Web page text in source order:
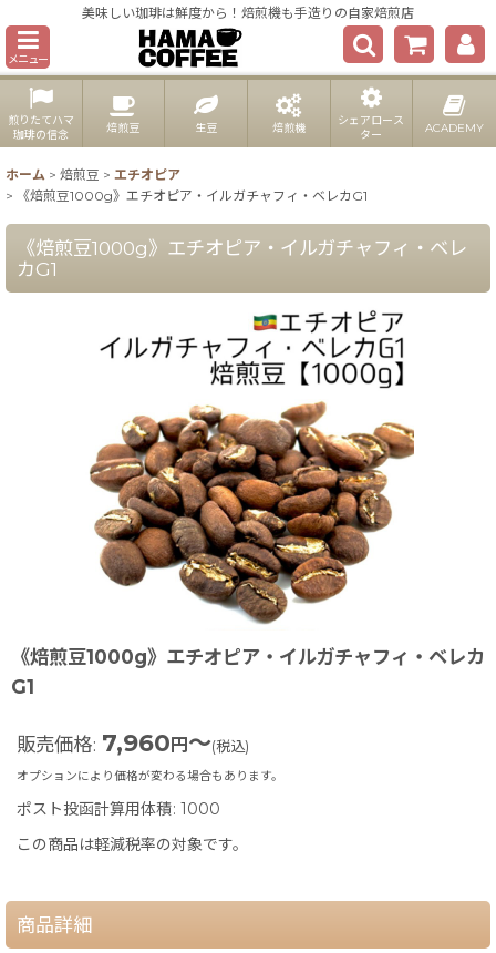
美味しい珈琲は鮮度から！焙煎機も手造りの自家焙煎店
メニュー
煎りたてハマ
珈琲の信念
焙煎豆 生豆 焙煎機
シェアロース
ター
ACADEMY
ホーム > 焙煎豆 > エチオピア
>
《焙煎豆1000g》エチオピア・イルガチャフィ・ベレカG1
《焙煎豆1000g》エチオピア・イルガチャフィ・ベレ
カG1
《焙煎豆1000g》エチオピア・イルガチャフィ・ベレカ
G1
販売価格: 7,960 円 ～(税込)
オプションにより価格が変わる場合もあります。
ポスト投函計算用体積: 1000
この商品は軽減税率の対象です。
商品詳細